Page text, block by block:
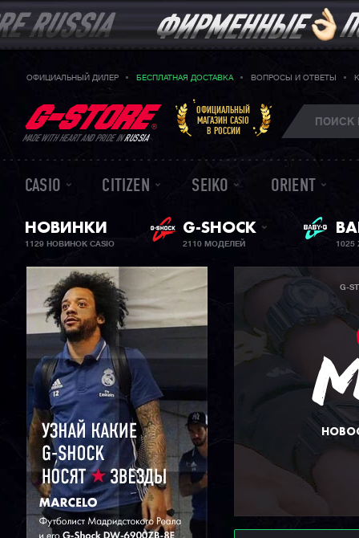
ОФИЦИАЛЬНЫЙ ДИЛЕР БЕСПЛАТНАЯ ДОСТАВКА ВОПРОСЫ И ОТВЕТЫ
MADE WITH HEART AND PRIDE INRUSSIA
ОФИЦИАЛЬНЫЙ
МАГАЗИН CASIO
В РОССИИ
CASIO CITIZEN SEIKO ORIENT
НОВИНКИ
1129 НОВИНОК CASIO
G-SHOCK
2110 МОДЕЛЕЙ
G-